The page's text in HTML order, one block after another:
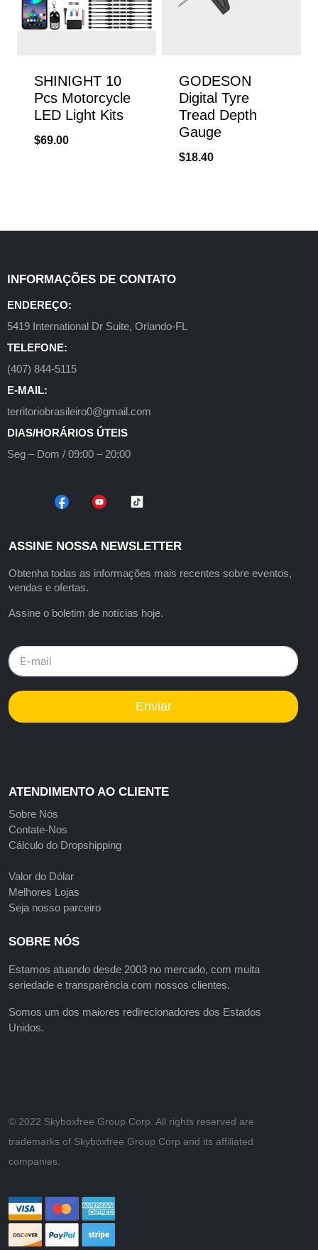
SHINIGHT 10
Pcs Motorcycle
LED Light Kits
$69.00
GODESON
Digital Tyre
Tread Depth
Gauge
$18.40
INFORMAÇÕES DE CONTATO
ENDEREÇO:
5419 International Dr Suite, Orlando-FL
TELEFONE:
(407) 844-5115
E-MAIL:
territoriobrasileiro0@gmail.com
DIAS/HORÁRIOS ÚTEIS
Seg – Dom / 09:00 – 20:00
ASSINE NOSSA NEWSLETTER
Obtenha todas as informações mais recentes sobre eventos,
vendas e ofertas.
Assine o boletim de notícias hoje.
Enviar
ATENDIMENTO AO CLIENTE
Sobre Nós
Contate-Nos
Cálculo do Dropshipping
Valor do Dólar
Melhores Lojas
Seja nosso parceiro
SOBRE NÓS
Estamos atuando desde 2003 no mercado, com muita
seriedade e transparência com nossos clientes.
Somos um dos maiores redirecionadores dos Estados
Unidos.
©️ 2022 Skyboxfree Group Corp. All rights reserved are
trademarks of Skyboxfree Group Corp and its affiliated
companies.